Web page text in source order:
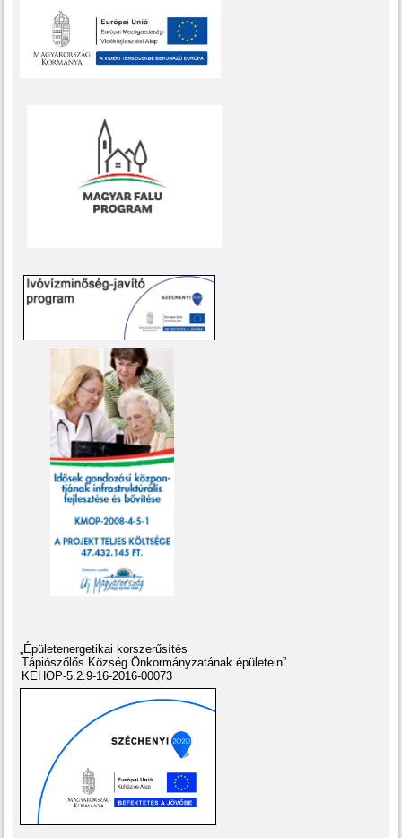
„Épületenergetikai korszerűsítés
Tápiószőlős Község Önkormányzatának épületein”
KEHOP-5.2.9-16-2016-00073